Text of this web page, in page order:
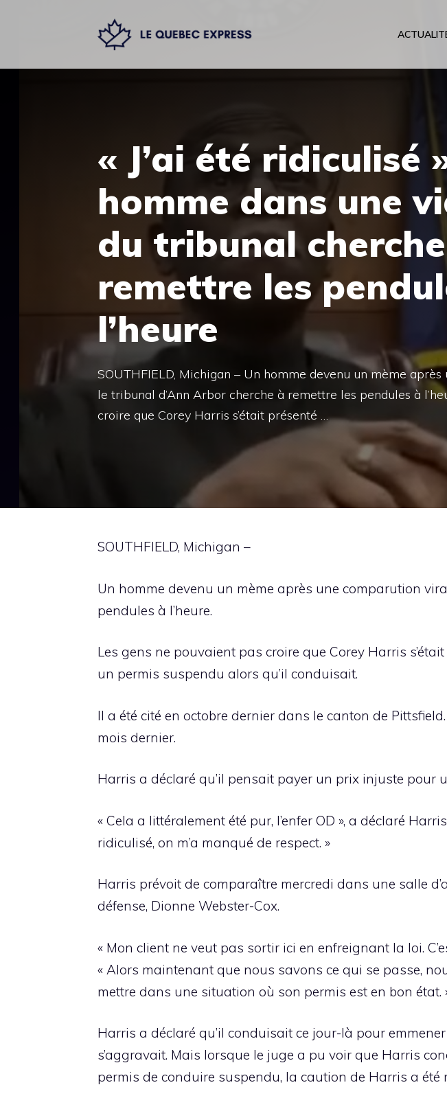
« J’ai été ridiculisé
homme dans une
du tribunal
remettre les
l’heure
SOUTHFIELD, Michigan – Un homme devenu un mème
le tribunal d’Ann Arbor cherche à remettre les pendules à
croire que Corey Harris s’était présenté …
SOUTHFIELD, Michigan –
Un homme devenu un mème après une comparution
pendules à l’heure.
Les gens ne pouvaient pas croire que Corey Harris
un permis suspendu alors qu’il conduisait.
Il a été cité en octobre dernier dans le canton de
mois dernier.
Harris a déclaré qu’il pensait payer un prix injuste pour
« Cela a littéralement été pur, l’enfer OD », a déclaré
ridiculisé, on m’a manqué de respect. »
Harris prévoit de comparaître mercredi dans une salle
défense, Dionne Webster-Cox.
« Mon client ne veut pas sortir ici en enfreignant la loi.
« Alors maintenant que nous savons ce qui se passe,
mettre dans une situation où son permis est en bon état.
Harris a déclaré qu’il conduisait ce jour-là pour
s’aggravait. Mais lorsque le juge a pu voir que Harris
permis de conduire suspendu, la caution de Harris a été